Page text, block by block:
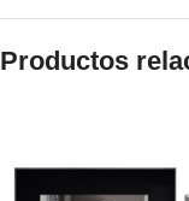
Productos